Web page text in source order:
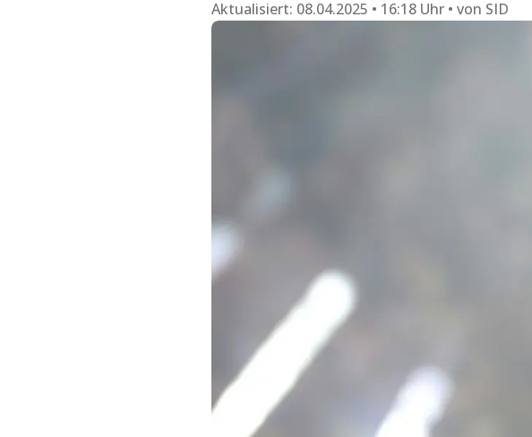
Aktualisiert: 08.04.2025 • 16:18 Uhr von SID